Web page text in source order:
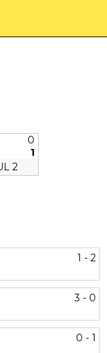
0
1
2
1 - 2
3 - 0
0 - 1